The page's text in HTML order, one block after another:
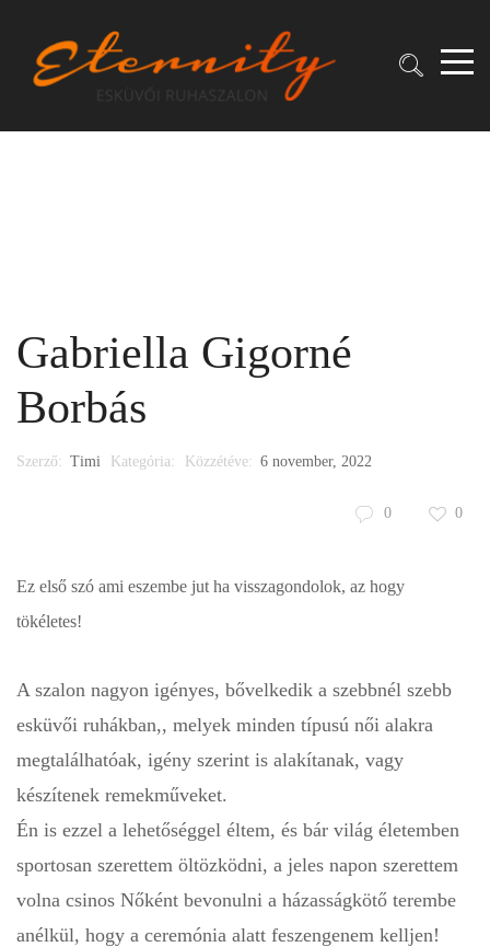
Gabriella Gigorné
Borbás
Szerző: Timi Kategória: Közzétéve: 6 november, 2022
0 0
Ez első szó ami eszembe jut ha visszagondolok, az hogy
tökéletes!
A szalon nagyon igényes, bővelkedik a szebbnél szebb
esküvői ruhákban,, melyek minden típusú női alakra
megtalálhatóak, igény szerint is alakítanak, vagy
készítenek remekműveket.
Én is ezzel a lehetőséggel éltem, és bár világ életemben
sportosan szerettem öltözködni, a jeles napon szerettem
volna csinos Nőként bevonulni a házasságkötő terembe
anélkül, hogy a ceremónia alatt feszengenem kelljen!